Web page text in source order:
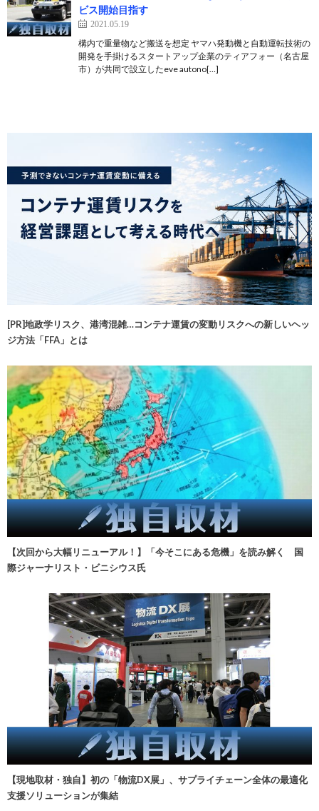
ビス開始目指す
2021.05.19
構内で重量物など搬送を想定 ヤマハ発動機と自動運転技術の
開発を手掛けるスタートアップ企業のティアフォー（名古屋
市）が共同で設立したeve autono[…]
[PR]地政学リスク、港湾混雑…コンテナ運賃の変動リスクへの新しいヘッ
ジ方法「FFA」とは
【次回から大幅リニューアル！】「今そこにある危機」を読み解く 国
際ジャーナリスト・ビニシウス氏
【現地取材・独自】初の「物流DX展」、サプライチェーン全体の最適化
支援ソリューションが集結